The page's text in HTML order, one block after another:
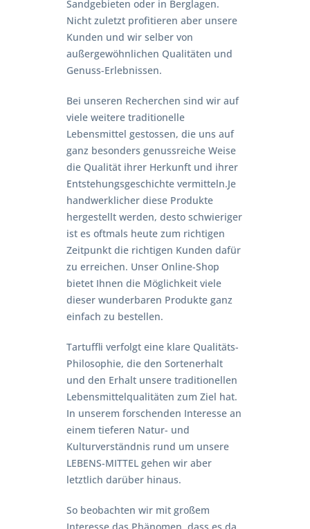
Sandgebieten oder in Berglagen.
Nicht zuletzt profitieren aber unsere
Kunden und wir selber von
außergewöhnlichen Qualitäten und
Genuss-Erlebnissen.
Bei unseren Recherchen sind wir auf
viele weitere traditionelle
Lebensmittel gestossen, die uns auf
ganz besonders genussreiche Weise
die Qualität ihrer Herkunft und ihrer
Entstehungsgeschichte vermitteln.Je
handwerklicher diese Produkte
hergestellt werden, desto schwieriger
ist es oftmals heute zum richtigen
Zeitpunkt die richtigen Kunden dafür
zu erreichen. Unser Online-Shop
bietet Ihnen die Möglichkeit viele
dieser wunderbaren Produkte ganz
einfach zu bestellen.
Tartuffli verfolgt eine klare Qualitäts-
Philosophie, die den Sortenerhalt
und den Erhalt unsere traditionellen
Lebensmittelqualitäten zum Ziel hat.
In unserem forschenden Interesse an
einem tieferen Natur- und
Kulturverständnis rund um unsere
LEBENS-MITTEL gehen wir aber
letztlich darüber hinaus.
So beobachten wir mit großem
Interesse das Phänomen, dass es da,